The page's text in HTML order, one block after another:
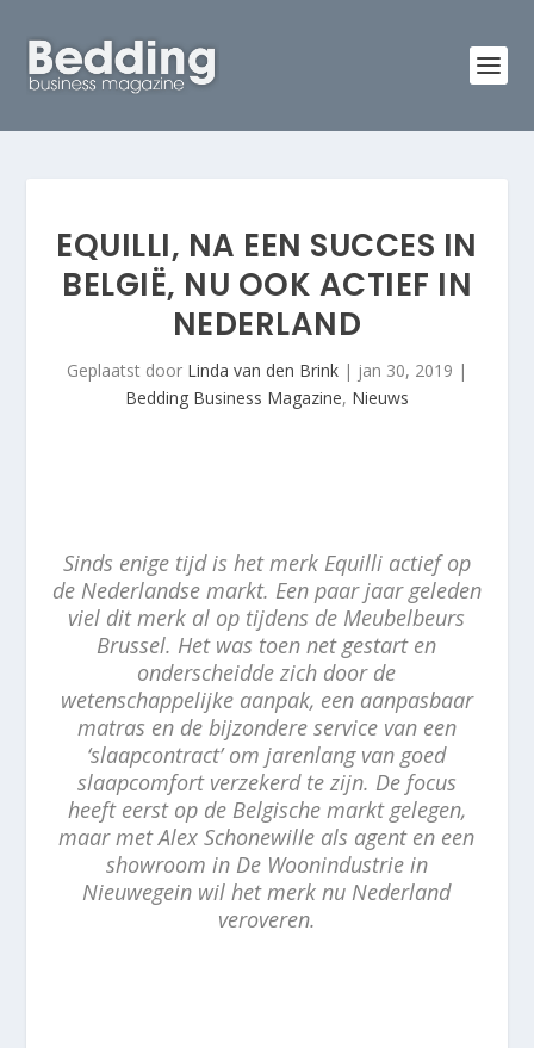
EQUILLI, NA EEN SUCCES IN
BELGIË, NU OOK ACTIEF IN
NEDERLAND
Geplaatst door Linda van den Brink | jan 30, 2019 |
Bedding Business Magazine, Nieuws
Sinds enige tijd is het merk Equilli actief op
de Nederlandse markt. Een paar jaar geleden
viel dit merk al op tijdens de Meubelbeurs
Brussel. Het was toen net gestart en
onderscheidde zich door de
wetenschappelijke aanpak, een aanpasbaar
matras en de bijzondere service van een
‘slaapcontract’ om jarenlang van goed
slaapcomfort verzekerd te zijn. De focus
heeft eerst op de Belgische markt gelegen,
maar met Alex Schonewille als agent en een
showroom in De Woonindustrie in
Nieuwegein wil het merk nu Nederland
veroveren.